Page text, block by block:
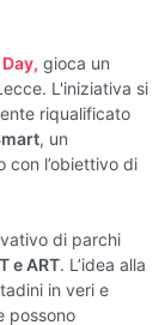
gioca un
L'iniziativa si
riqualificato
, un
con l’obiettivo di
di parchi
e ART. L’idea alla
in veri e
possono